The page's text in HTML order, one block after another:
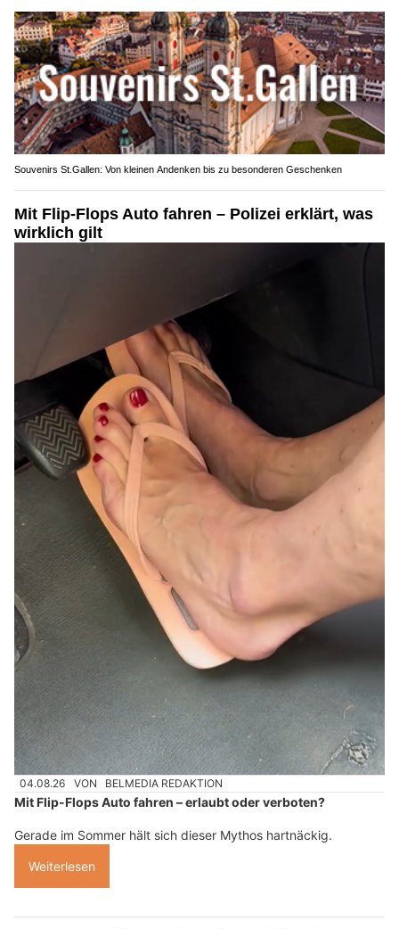
Souvenirs St.Gallen: Von kleinen Andenken bis zu besonderen Geschenken
Mit Flip-Flops Auto fahren – Polizei erklärt, was
wirklich gilt
04.08.26 VON BELMEDIA REDAKTION
Mit Flip-Flops Auto fahren – erlaubt oder verboten?
Gerade im Sommer hält sich dieser Mythos hartnäckig.
Weiterlesen